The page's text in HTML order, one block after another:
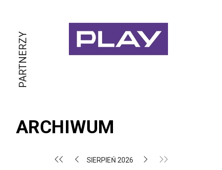
PARTNERZY
ARCHIWUM
SIERPIEŃ 2026